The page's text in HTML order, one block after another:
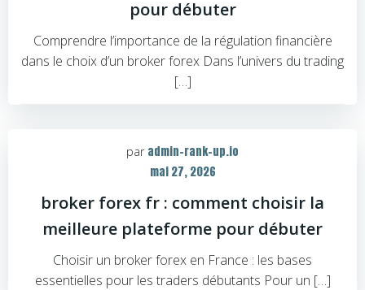
pour débuter
Comprendre l’importance de la régulation financière
dans le choix d’un broker forex Dans l’univers du trading
[…]
par admin-rank-up.io
mai 27, 2026
broker forex fr : comment choisir la
meilleure plateforme pour débuter
Choisir un broker forex en France : les bases
essentielles pour les traders débutants Pour un […]